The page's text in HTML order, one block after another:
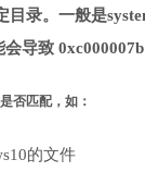
录。一般是
导致 0xc000007b
否匹配，如：
的文件